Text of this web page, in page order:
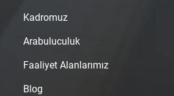
Kadromuz
Arabuluculuk
Faaliyet Alanlarımız
Blog